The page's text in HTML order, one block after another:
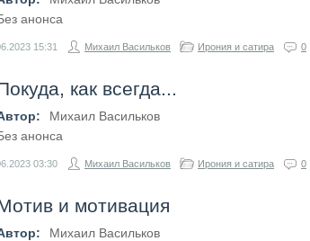
анонса
15:31 Михаил Васильков Ирония и сатира 0
как всегда...
Михаил Васильков
анонса
03:30 Михаил Васильков Ирония и сатира 0
и мотивация
Михаил Васильков